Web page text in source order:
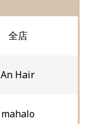
全店
An Hair
mahalo